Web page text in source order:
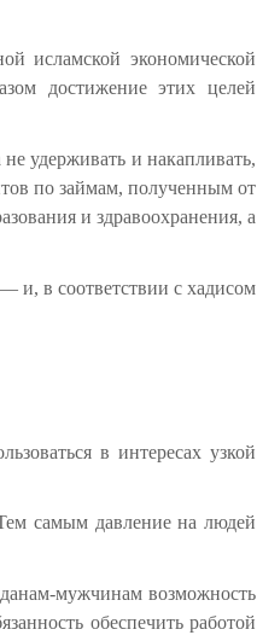
исламской экономической
достижение этих целей
удерживать и накапливать,
по займам, полученным от
и здравоохранения, а
и, в соответствии с хадисом
в интересах узкой
самым давление на людей
мужчинам возможность
обеспечить работой